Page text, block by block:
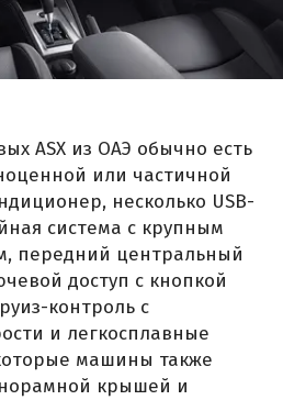
ASX из ОАЭ обычно есть
или частичной
несколько USB-
система с крупным
передний центральный
доступ с кнопкой
контроль с
и легкосплавные
машины также
крышей и